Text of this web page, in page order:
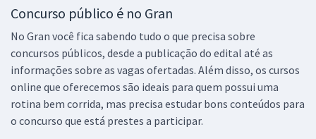
Concurso público é no Gran
No Gran você fica sabendo tudo o que precisa sobre
concursos públicos, desde a publicação do edital até as
informações sobre as vagas ofertadas. Além disso, os cursos
online que oferecemos são ideais para quem possui uma
rotina bem corrida, mas precisa estudar bons conteúdos para
o concurso que está prestes a participar.